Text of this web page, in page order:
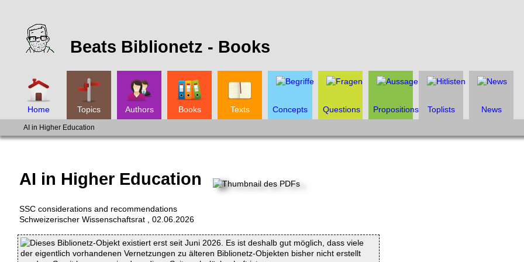
Beats Biblionetz - Books
Home Topics Authors Books Texts Concepts Questions Propositions Toplists News
AI in Higher Education
AI in Higher Education
SSC considerations and recommendations
Schweizerischer Wissenschaftsrat
02.06.2026
Dieses Biblionetz-Objekt existiert erst seit Juni 2026. Es ist deshalb gut möglich, dass viele
der eigentlich vorhandenen Vernetzungen zu älteren Biblionetz-Objekten bisher nicht erstellt